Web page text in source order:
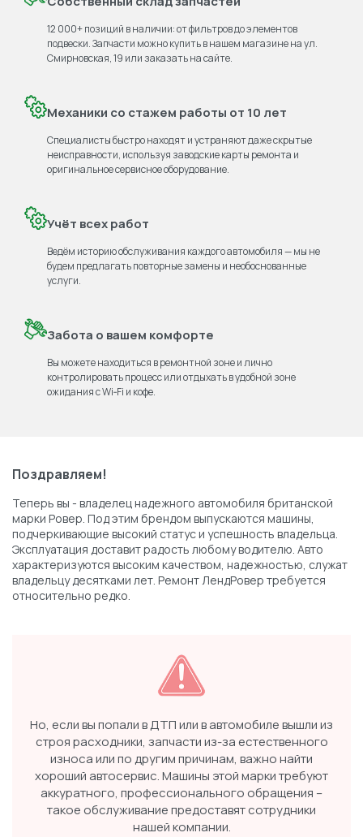
12 000+ позиций в наличии: от фильтров до элементов
подвески. Запчасти можно купить в нашем магазине на ул.
Смирновская, 19 или заказать на сайте.
Механики со стажем работы от 10 лет
Специалисты быстро находят и устраняют даже скрытые
неисправности, используя заводские карты ремонта и
оригинальное сервисное оборудование.
Учёт всех работ
Ведём историю обслуживания каждого автомобиля — мы не
будем предлагать повторные замены и необоснованные
услуги.
Забота о вашем комфорте
Вы можете находиться в ремонтной зоне и лично
контролировать процесс или отдыхать в удобной зоне
ожидания с Wi‑Fi и кофе.
Поздравляем!
Теперь вы - владелец надежного автомобиля британской
марки Ровер. Под этим брендом выпускаются машины,
подчеркивающие высокий статус и успешность владельца.
Эксплуатация доставит радость любому водителю. Авто
характеризуются высоким качеством, надежностью, служат
владельцу десятками лет. Ремонт ЛендРовер требуется
относительно редко.
Но, если вы попали в ДТП или в автомобиле вышли из
строя расходники, запчасти из-за естественного
износа или по другим причинам, важно найти
хороший автосервис. Машины этой марки требуют
аккуратного, профессионального обращения –
такое обслуживание предоставят сотрудники
нашей компании.